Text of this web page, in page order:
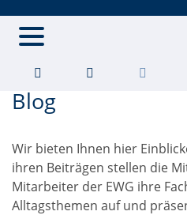
Startseite
Blog
Wir bieten Ihnen hier
ihren Beiträgen stellen die
Mitarbeiter der EWG ihre
Alltagsthemen auf und